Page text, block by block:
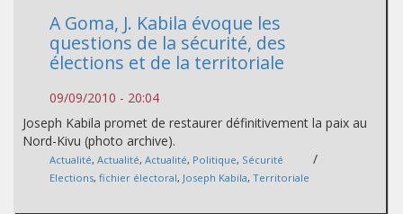
A Goma, J. Kabila évoque les
questions de la sécurité, des
élections et de la territoriale
09/09/2010 - 20:04
Joseph Kabila promet de restaurer définitivement la paix au
Nord-Kivu (photo archive).
Actualité, Actualité, Actualité, Politique, Sécurité /
Elections, fichier électoral, Joseph Kabila, Territoriale